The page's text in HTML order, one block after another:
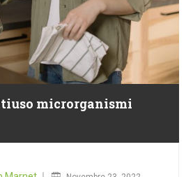
microrganismi